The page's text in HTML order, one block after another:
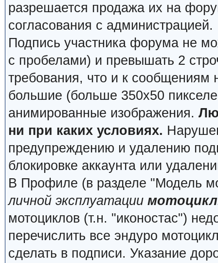
разрешается продажа их на
согласования с администрацией.
Подпись участника форума не
с пробелами) и превышать 2
требования, что и к
большие (больше 350x50
анимированные изображения.
ни при каких условиях.
предупреждению и удалению
блокировке аккаунта или
В Профиле (в разделе "Модель
личной эксплуатации
мотоциклов (т.н. "иконостас")
перечислить все эндуро
сделать в подписи. Указание